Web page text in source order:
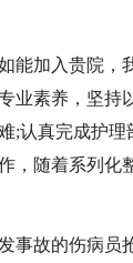
能加入贵院，
业素养，坚持
;认真完成护理
，随着系列化
事故的伤病员